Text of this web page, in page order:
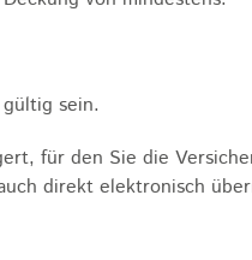
sein.
für den Sie die
direkt elektronisch